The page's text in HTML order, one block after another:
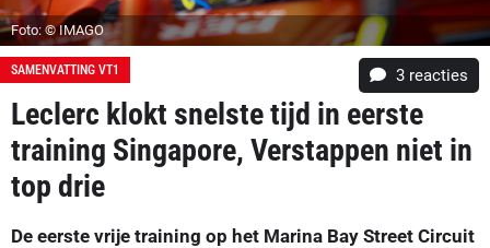
Foto: © IMAGO
SAMENVATTING VT1 3 reacties
Leclerc klokt snelste tijd in eerste
training Singapore, Verstappen niet in
top drie
De eerste vrije training op het Marina Bay Street Circuit